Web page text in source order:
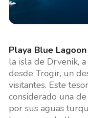
Playa Blue Lagoon
la isla de Drvenik,
desde Trogir, un
visitantes. Este
considerado una
por sus aguas